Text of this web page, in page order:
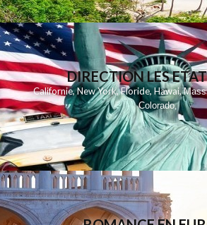
DIRECTION LES
Californie,New York,Floride,Hawai,
Colorado,